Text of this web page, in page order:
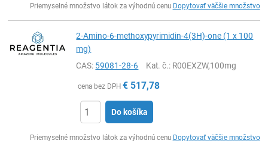
Priemyselné množstvo látok za výhodnú cenu Dopytovať väčšie množstvo
2-Amino-6-methoxypyrimidin-4(3H)-one (1 x 100
mg)
CAS: 59081-28-6 Kat. č.: R00EXZW,100mg
cena bez DPH € 517,78
Do košíka
Priemyselné množstvo látok za výhodnú cenu Dopytovať väčšie množstvo